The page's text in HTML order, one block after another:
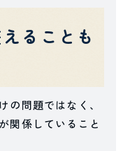
ることも
の問題ではなく、
関係していること